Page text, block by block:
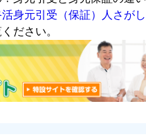
活身元引受（保証）人さが
ださい。